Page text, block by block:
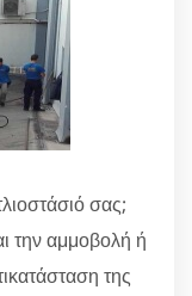
σας;
την αμμοβολή ή
της